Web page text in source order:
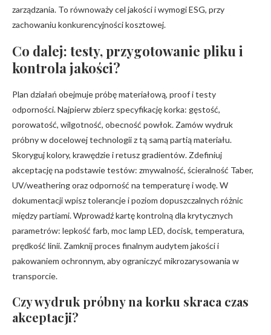
zarządzania. To równoważy cel jakości i wymogi ESG, przy
zachowaniu konkurencyjności kosztowej.
Co dalej: testy, przygotowanie pliku i
kontrola jakości?
Plan działań obejmuje próbę materiałową, proof i testy
odporności. Najpierw zbierz specyfikację korka: gęstość,
porowatość, wilgotność, obecność powłok. Zamów wydruk
próbny w docelowej technologii z tą samą partią materiału.
Skoryguj kolory, krawędzie i retusz gradientów. Zdefiniuj
akceptację na podstawie testów: zmywalność, ścieralność Taber,
UV/weathering oraz odporność na temperaturę i wodę. W
dokumentacji wpisz tolerancje i poziom dopuszczalnych różnic
między partiami. Wprowadź kartę kontrolną dla krytycznych
parametrów: lepkość farb, moc lamp LED, docisk, temperatura,
prędkość linii. Zamknij proces finalnym audytem jakości i
pakowaniem ochronnym, aby ograniczyć mikrozarysowania w
transporcie.
Czy wydruk próbny na korku skraca czas
akceptacji?